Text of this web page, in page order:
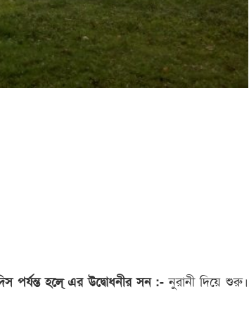
পর্যন্ত হলে্ এর উদ্বোধনীর সন :-নুরানী দিয়ে শুরু।